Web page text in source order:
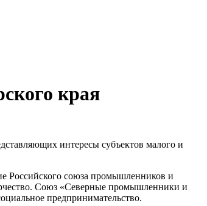
края
интересы субъектов малого и
Российского союза промышленников и
Союз «Северные промышленники и
предпринимательство.